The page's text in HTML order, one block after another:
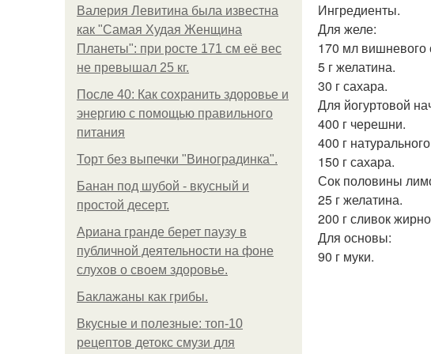
Валерия Левитина была известна
как "Самая Худая Женщина
Планеты": при росте 171 см её вес
не превышал 25 кг.
После 40: Как сохранить здоровье и
энергию с помощью правильного
питания
Торт без выпечки "Виноградинка".
Банан под шубой - вкусный и
простой десерт.
Ариана гранде берет паузу в
публичной деятельности на фоне
слухов о своем здоровье.
Баклажаны как грибы.
Вкусные и полезные: топ-10
рецептов детокс смузи для
Ингредиенты.
Для желе:
170 мл вишневого
5 г желатина.
30 г сахара.
Для йогуртовой
400 г черешни.
400 г
150 г сахара.
Сок половины
25 г желатина.
200 г сливок
Для основы:
90 г муки.